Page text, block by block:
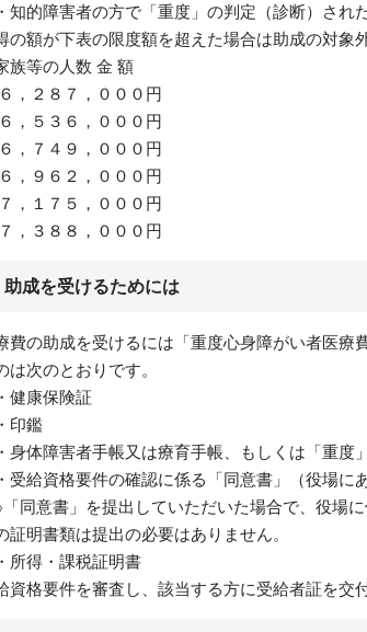
的障害者の方で「重度」の判定（診断）され
額が下表の限度額を超えた場合は助成の対象
族等の人数 金 額
，２８７，０００円
，５３６，０００円
，７４９，０００円
，９６２，０００円
，１７５，０００円
，３８８，０００円
助成を受けるためには
の助成を受けるには「重度心身障がい者医療
は次のとおりです。
康保険証
鑑
体障害者手帳又は療育手帳、もしくは「重度
給資格要件の確認に係る「同意書」（役場にあ
意書」を提出していただいた場合で、役場に
明書類は提出の必要はありません。
得・課税証明書
格要件を審査し、該当する方に受給者証を交付